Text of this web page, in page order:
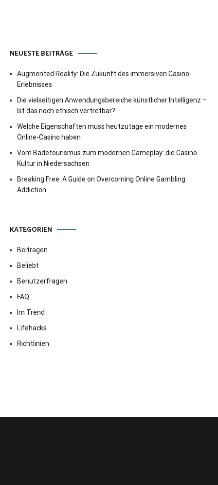
NEUESTE BEITRÄGE
Augmented Reality: Die Zukunft des immersiven Casino-
Erlebnisses
Die vielseitigen Anwendungsbereiche künstlicher Intelligenz –
Ist das noch ethisch vertretbar?
Welche Eigenschaften muss heutzutage ein modernes
Online-Casino haben
Vom Badetourismus zum modernen Gameplay: die Casino-
Kultur in Niedersachsen
Breaking Free: A Guide on Overcoming Online Gambling
Addiction
KATEGORIEN
Beitragen
Beliebt
Benutzerfragen
FAQ
Im Trend
Lifehacks
Richtlinien